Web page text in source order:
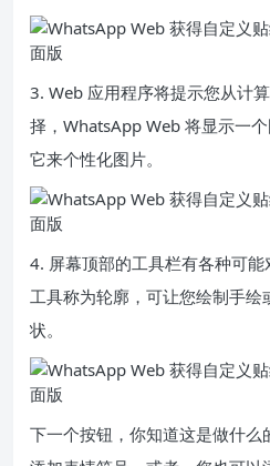
3. Web 应用程序将提示您从计
择，WhatsApp Web 将显示一
它来个性化图片。
4. 屏幕顶部的工具栏有各种可
工具称为轮廓，可让您绘制手绘
状。
下一个按钮，你知道这是做什